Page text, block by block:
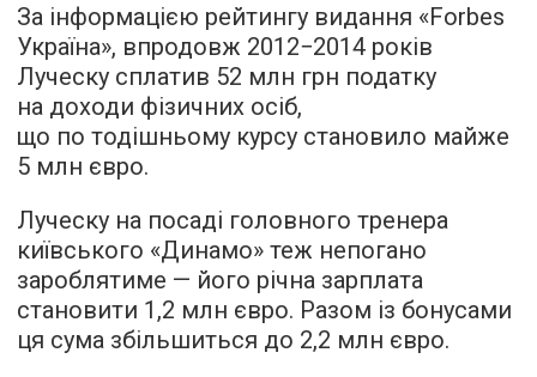
За інформацією рейтингу видання «Forbes
Україна», впродовж 2012−2014 років
Луческу сплатив 52 млн грн податку
на доходи фізичних осіб,
що по тодішньому курсу становило майже
5 млн євро.
Луческу на посаді головного тренера
київського «Динамо» теж непогано
зароблятиме — його річна зарплата
становити 1,2 млн євро. Разом із бонусами
ця сума збільшиться до 2,2 млн євро.